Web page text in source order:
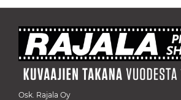
Osk. Rajala Oy